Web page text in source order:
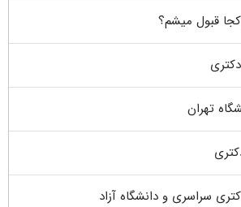
قبول میشم؟
تهران
سراسری و دانشگاه آزاد